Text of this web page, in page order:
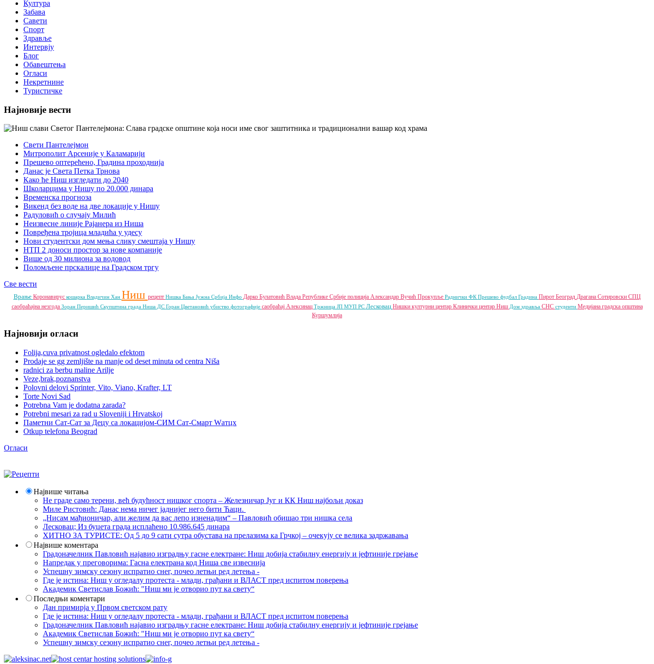
Култура
Забава
Савети
Спорт
Здравље
Интервју
Блог
Обавештења
Огласи
Некретнине
Туристичке
Најновије вести
Свети Пантелејмон
Митрополит Арсеније у Каламарији
Прешево оптерећено, Градина проходнија
Данас је Света Петка Трнова
Како ће Ниш изгледати до 2040
Школарцима у Нишу по 20.000 динара
Временска прогноза
Викенд без воде на две локације у Нишу
Радуловић о случају Милић
Неизвесне линије Рајанера из Ниша
Повређена тројица младића у удесу
Нови студентски дом мења слику смештаја у Нишу
НТП 2 доноси простор за нове компаније
Више од 30 милиона за водовод
Поломљене прскалице на Градском тргу
Све вести
Врање Коронавирус кошарка Владичин Хан Ниш рецепт Нишка Бања Јужна Србија Инфо Дарко Булатовић Влада Републике Србије полиција Александар Вучић Прокупље Раднички ФК Прешево фудбал Градина Пирот Београд Драгана Сотировски СПЦ
саобраћајна незгода Зоран Перишић Скупштина града Ниша ДС Горан Цветановић убиство фотографије саобраћај Алексинац Тржница ЈП МУП РС Лесковац Нишки културни центар Клинички центар Ниш Дом здравља СНС студенти Медијана градска општина
Куршумлија
Најновији огласи
Folija,cuva privatnost ogledalo efektom
Prodaje se gg zemljište na manje od deset minuta od centra Niša
radnici za berbu maline Arilje
Veze,brak,poznanstva
Polovni delovi Sprinter, Vito, Viano, Krafter, LT
Torte Novi Sad
Potrebna Vam je dodatna zarada?
Potrebni mesari za rad u Sloveniji i Hrvatskoj
Паметни Сат-Сат за Децу са локацијом-СИМ Сат-Смарт Wатцх
Otkup telefona Beograd
Огласи
Највише читања
Не граде само терени, већ будућност нишког спорта – Железничар Југ и КК Ниш најбољи доказ
Миле Ристовић: Данас нема ничег јаднијег него бити Ћаци.
„Нисам мађионичар, али желим да вас лепо изненадим“ – Павловић обишао три нишка села
Лесковац; Из буџета града исплаћено 10.986.645 динара
ХИТНО ЗА ТУРИСТЕ: Од 5 до 9 сати сутра обустава на прелазима ка Грчкој – очекују се велика задржавања
Највише коментара
Градоначелник Павловић најавио изградњу гасне електране: Ниш добија стабилну енергију и јефтиније грејање
Напредак у преговорима: Гасна електрана код Ниша све извеснија
Успешну зимску сезону испратио снег, почео летњи ред летења -
Где је истина: Ниш у огледалу протеста - млади, грађани и ВЛАСТ пред испитом поверења
Академик Светислав Божић: "Ниш ми је отворио пут ка свету“
Последњи коментари
Дан примирја у Првом светском рату
Где је истина: Ниш у огледалу протеста - млади, грађани и ВЛАСТ пред испитом поверења
Градоначелник Павловић најавио изградњу гасне електране: Ниш добија стабилну енергију и јефтиније грејање
Академик Светислав Божић: "Ниш ми је отворио пут ка свету“
Успешну зимску сезону испратио снег, почео летњи ред летења -